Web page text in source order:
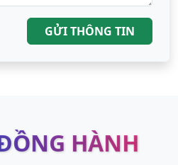
GỬI THÔNG TIN
HÀNH